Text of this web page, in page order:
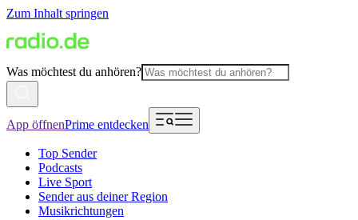
Zum Inhalt springen
Was möchtest du anhören?
App öffnenPrime entdecken
Top Sender
Podcasts
Live Sport
Sender aus deiner Region
Musikrichtungen